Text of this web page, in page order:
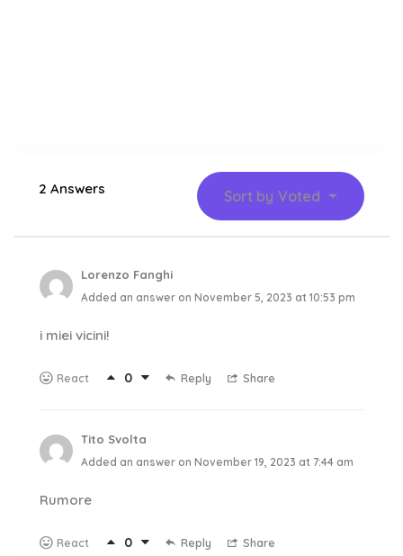
2 Answers Sort by Voted
Lorenzo Fanghi
Added an answer on November 5, 2023 at 10:53 pm
i miei vicini!
React 0 Reply Share
Tito Svolta
Added an answer on November 19, 2023 at 7:44 am
Rumore
React 0 Reply Share